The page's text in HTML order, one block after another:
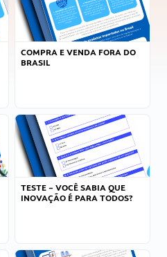
COMPRA E VENDA FORA DO
BRASIL
TESTE – VOCÊ SABIA QUE
INOVAÇÃO É PARA TODOS?